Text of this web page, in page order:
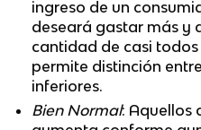
ingreso de un
deseará gastar más y
cantidad de casi todos
permite distinción
inferiores.
Bien Normal: Aquellos